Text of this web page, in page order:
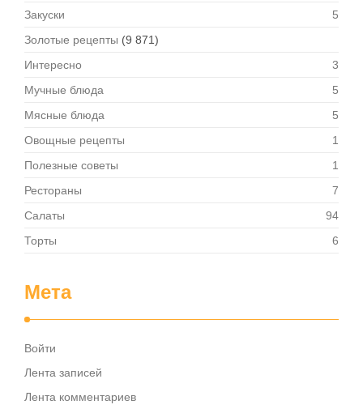
Закуски
5
Золотые рецепты (9 871)
Интересно
3
Мучные блюда
5
Мясные блюда
5
Овощные рецепты
1
Полезные советы
1
Рестораны
7
Салаты
94
Торты
6
Мета
Войти
Лента записей
Лента комментариев